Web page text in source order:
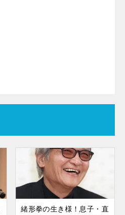
緒形拳の生き様！息子・直